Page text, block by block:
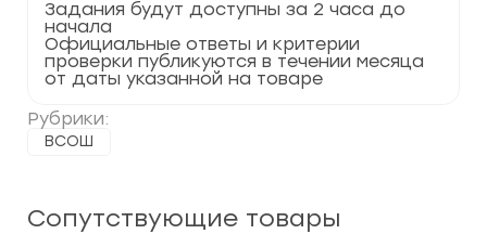
Задания будут доступны за 2 часа до
начала
Официальные ответы и критерии
проверки публикуются в течении месяца
от даты указанной на товаре
Рубрики:
ВСОШ
Сопутствующие товары